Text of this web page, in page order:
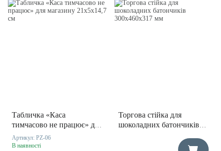
Табличка «Каса
тимчасово не працює» для
магазину 21х5х14,7 см
Артикул: PZ-06
В наявності
Торгова стійка для
шоколадних батончиків